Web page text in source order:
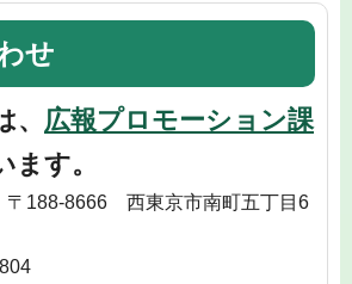
せ
広報プロモーション課
ます。
188-8666 西東京市南町五丁目6